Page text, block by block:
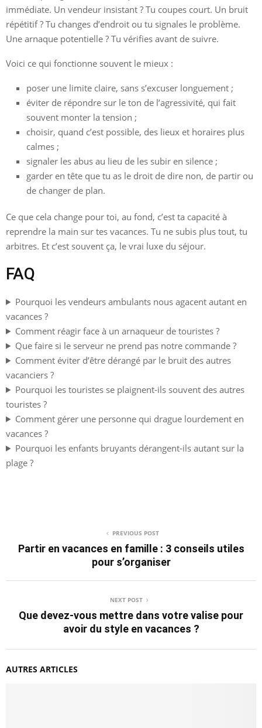
immédiate. Un vendeur insistant ? Tu coupes court. Un bruit
répétitif ? Tu changes d’endroit ou tu signales le problème.
Une arnaque potentielle ? Tu vérifies avant de suivre.
Voici ce qui fonctionne souvent le mieux :
poser une limite claire, sans s’excuser longuement ;
éviter de répondre sur le ton de l’agressivité, qui fait
souvent monter la tension ;
choisir, quand c’est possible, des lieux et horaires plus
calmes ;
signaler les abus au lieu de les subir en silence ;
garder en tête que tu as le droit de dire non, de partir ou
de changer de plan.
Ce que cela change pour toi, au fond, c’est ta capacité à
reprendre la main sur tes vacances. Tu ne subis plus tout, tu
arbitres. Et c’est souvent ça, le vrai luxe du séjour.
FAQ
Pourquoi les vendeurs ambulants nous agacent autant en
vacances ?
Comment réagir face à un arnaqueur de touristes ?
Que faire si le serveur ne prend pas notre commande ?
Comment éviter d’être dérangé par le bruit des autres
vacanciers ?
Pourquoi les touristes se plaignent-ils souvent des autres
touristes ?
Comment gérer une personne qui drague lourdement en
vacances ?
Pourquoi les enfants bruyants dérangent-ils autant sur la
plage ?
PREVIOUS POST
Partir en vacances en famille : 3 conseils utiles
pour s’organiser
NEXT POST
Que devez-vous mettre dans votre valise pour
avoir du style en vacances ?
AUTRES ARTICLES